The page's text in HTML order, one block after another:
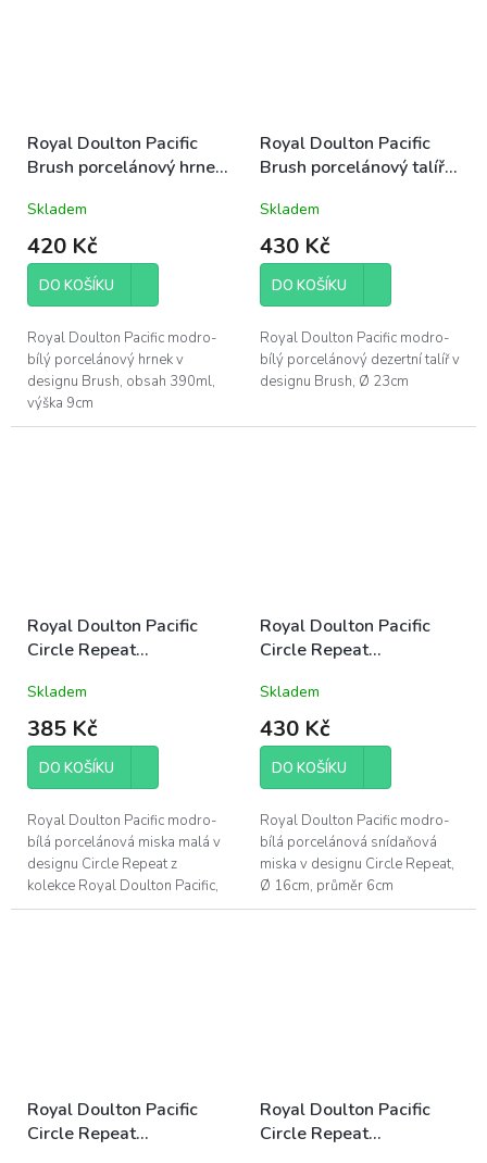
Royal Doulton Pacific
Brush porcelánový hrnek
mořský
Skladem
420 Kč
DO KOŠÍKU
Royal Doulton Pacific modro-
bílý porcelánový hrnek v
designu Brush, obsah 390ml,
výška 9cm
Royal Doulton Pacific
Brush porcelánový talíř
bílý letní mořský
Skladem
430 Kč
DO KOŠÍKU
Royal Doulton Pacific modro-
bílý porcelánový dezertní talíř v
designu Brush, Ø 23cm
Royal Doulton Pacific
Circle Repeat
11cm modro-bílá letní
mořská
Skladem
385 Kč
DO KOŠÍKU
Royal Doulton Pacific modro-
bílá porcelánová miska malá v
designu Circle Repeat z
kolekce Royal Doulton Pacific,
Ø 11cm
Royal Doulton Pacific
Circle Repeat
snídaňová 16cm modro-
bílá letní mořská
Skladem
430 Kč
DO KOŠÍKU
Royal Doulton Pacific modro-
bílá porcelánová snídaňová
miska v designu Circle Repeat,
Ø 16cm, průměr 6cm
Royal Doulton Pacific
Circle Repeat
Royal Doulton Pacific
Circle Repeat